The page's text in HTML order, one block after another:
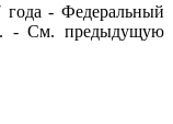
года - Федеральный
- См. предыдущую